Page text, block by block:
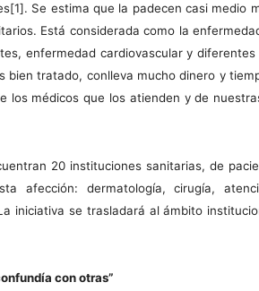
Se estima que la padecen casi
Está considerada como la
enfermedad cardiovascular y
tratado, conlleva mucho dinero y
los médicos que los atienden y de
20 instituciones sanitarias, de
afección: dermatología, cirugía,
iniciativa se trasladará al ámbito
con otras”